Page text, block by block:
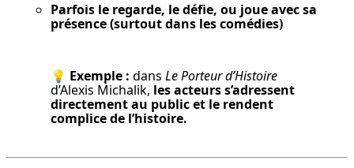
Parfois le regarde, le défie, ou joue avec sa
présence (surtout dans les comédies)
💡 Exemple : dans Le Porteur d’Histoire
d’Alexis Michalik, les acteurs s’adressent
directement au public et le rendent
complice de l’histoire.